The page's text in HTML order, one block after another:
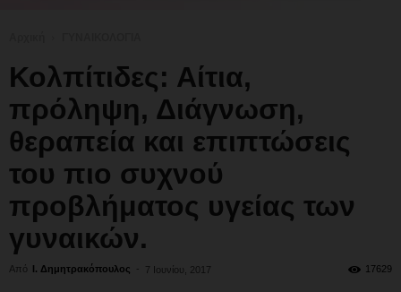
Κολπίτιδες: Αίτια,
πρόληψη, Διάγνωση,
θεραπεία και επιπτώσεις
του πιο συχνού
προβλήματος υγείας των
γυναικών.
Από Ι. Δημητρακόπουλος - 7 Ιουνίου, 2017 17629